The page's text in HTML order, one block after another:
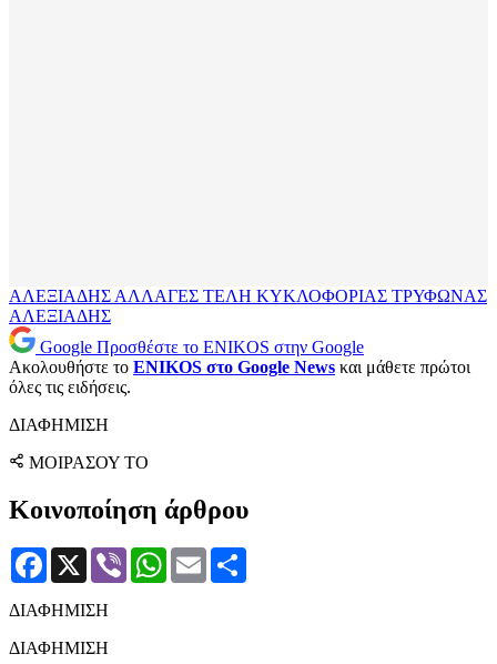
ΑΛΕΞΙΑΔΗΣ ΑΛΛΑΓΕΣ ΤΕΛΗ ΚΥΚΛΟΦΟΡΙΑΣ ΤΡΥΦΩΝΑΣ
ΑΛΕΞΙΑΔΗΣ
Google Προσθέστε το ENIKOS στην Google
Ακολουθήστε το ENIKOS στο Google News και μάθετε πρώτοι
όλες τις ειδήσεις.
ΔΙΑΦΗΜΙΣΗ
ΜΟΙΡΑΣΟΥ ΤΟ
Κοινοποίηση άρθρου
Facebook
X Viber WhatsApp
Email
ΔΙΑΦΗΜΙΣΗ
ΔΙΑΦΗΜΙΣΗ